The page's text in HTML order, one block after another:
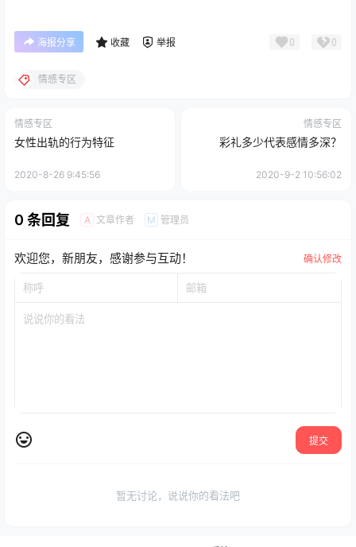
海报分享 收藏 举报 0 0
情感专区
情感专区
女性出轨的行为特征
2020-8-26 9:45:56
情感专区
彩礼多少代表感情多深？
2020-9-2 10:56:02
0 条回复 A 文章作者 M 管理员
欢迎您，新朋友，感谢参与互动！ 确认修改
提交
暂无讨论，说说你的看法吧